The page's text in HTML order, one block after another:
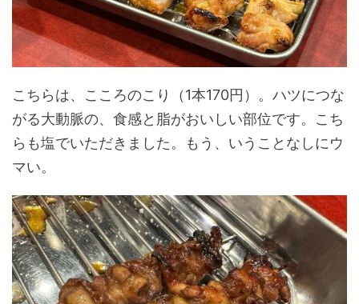
こちらは、こころのこり（1本170円）。ハツにつな
がる大動脈の、食感と脂がおいしい部位です。こち
らも塩でいただきました。もう、いうことなしにウ
マい。